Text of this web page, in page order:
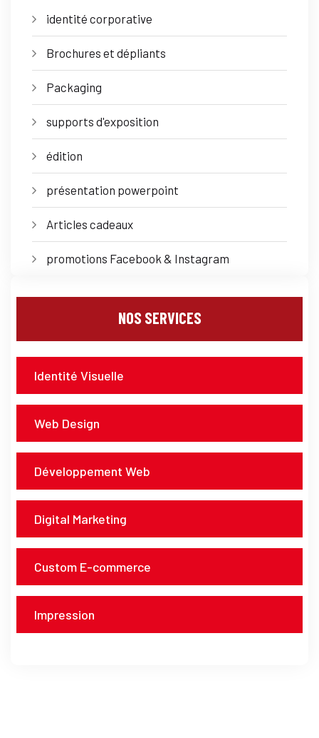
identité corporative
Brochures et dépliants
Packaging
supports d'exposition
édition
présentation powerpoint
Articles cadeaux
promotions Facebook & Instagram
NOS SERVICES
Identité Visuelle
Web Design
Développement Web
Digital Marketing
Custom E-commerce
Impression